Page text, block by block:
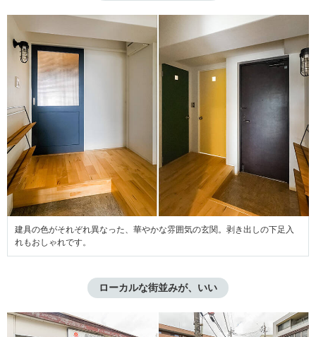
建具の色がそれぞれ異なった、華やかな雰囲気の玄関。剥き出しの下足入
れもおしゃれです。
ローカルな街並みが、いい